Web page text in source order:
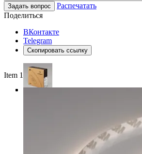
Задать вопрос
Распечатать
Поделиться
ВКонтакте
Telegram
Скопировать ссылку
Item 1 of 4